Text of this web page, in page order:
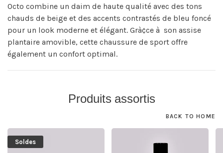
Octo combine un daim de haute qualité avec des tons
chauds de beige et des accents contrastés de bleu foncé
pour un look moderne et élégant. Grà¢ce à son assise
plantaire amovible, cette chaussure de sport offre
également un confort optimal.
Produits assortis
BACK TO HOME
Soldes